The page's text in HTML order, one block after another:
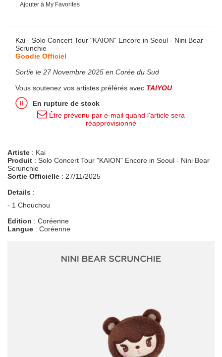
Ajouter à My Favorites
Kai - Solo Concert Tour "KAION" Encore in Seoul - Nini Bear
Scrunchie
Goodie Officiel
Sortie le 27 Novembre 2025 en Corée du Sud
Vous soutenez vos artistes préférés avec TAIYOU
En rupture de stock
Être prévenu par e-mail quand l'article sera
réapprovisionné
Artiste : Kai
Produit : Solo Concert Tour "KAION" Encore in Seoul - Nini Bear
Scrunchie
Sortie Officielle : 27/11/2025
Details :
- 1 Chouchou
Edition : Coréenne
Langue : Coréenne